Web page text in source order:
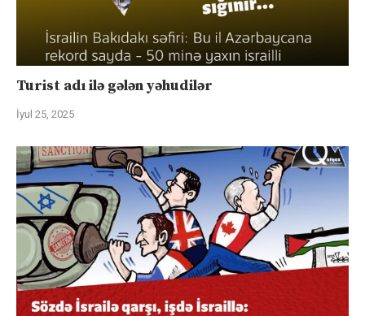
Turist adı ilə gələn yəhudilər
İyul 25, 2025